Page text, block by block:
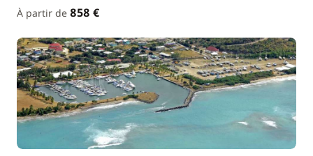
À partir de 858 €